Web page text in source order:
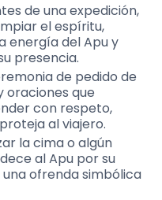
de una expedición,
el espíritu,
energía del Apu y
presencia.
de pedido de
oraciones que
con respeto,
al viajero.
la cima o algún
al Apu por su
ofrenda simbólica